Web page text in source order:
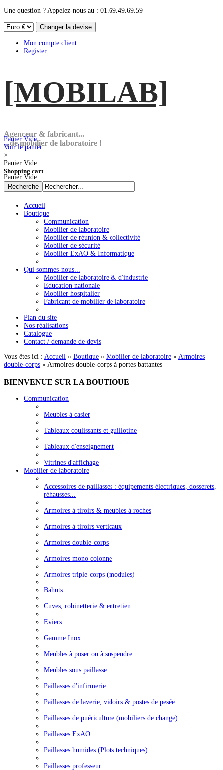
Une question ? Appelez-nous au : 01.69.49.69.59
Mon compte client
Register
[MOBILAB]
Agenceur & fabricant...
...de mobilier de laboratoire !
Panier Vide
Voir le panier
×
Panier Vide
Shopping cart
Panier Vide
Accueil
Boutique
Communication
Mobilier de laboratoire
Mobilier de réunion & collectivité
Mobilier de sécurité
Mobilier ExAO & Informatique
Qui sommes-nous...
Mobilier de laboratoire & d'industrie
Education nationale
Mobilier hospitalier
Fabricant de mobilier de laboratoire
Plan du site
Nos réalisations
Catalogue
Contact / demande de devis
Vous êtes ici : Accueil » Boutique » Mobilier de laboratoire » Armoires
double-corps » Armoires double-corps à portes battantes
BIENVENUE SUR LA BOUTIQUE
Communication
Meubles à casier
Tableaux coulissants et guillotine
Tableaux d'enseignement
Vitrines d'affichage
Mobilier de laboratoire
Accessoires de paillasses : équipements électriques, dosserets,
réhausses...
Armoires à tiroirs & meubles à roches
Armoires à tiroirs verticaux
Armoires double-corps
Armoires mono colonne
Armoires triple-corps (modules)
Bahuts
Cuves, robinetterie & entretien
Eviers
Gamme Inox
Meubles à poser ou à suspendre
Meubles sous paillasse
Paillasses d'infirmerie
Paillasses de laverie, vidoirs & postes de pesée
Paillasses de puériculture (mobiliers de change)
Paillasses ExAO
Paillasses humides (Plots techniques)
Paillasses professeur